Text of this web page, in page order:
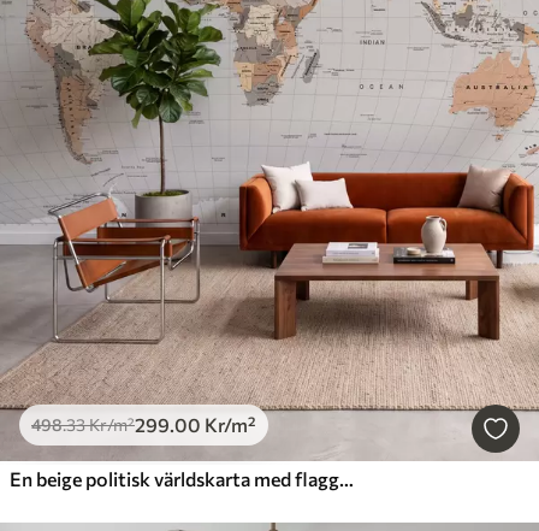
498.33Kr/m²299.00 Kr/m²
En beige politisk världskarta med flaggor på engelska